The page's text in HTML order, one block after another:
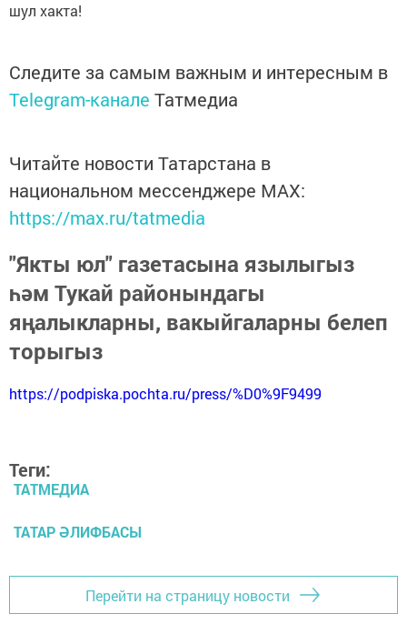
шул хакта!
Следите за самым важным и интересным в
Telegram-канале Татмедиа
Читайте новости Татарстана в
национальном мессенджере MАХ:
https://max.ru/tatmedia
"Якты юл" газетасына язылыгыз
һәм Тукай районындагы
яңалыкларны, вакыйгаларны белеп
торыгыз
https://podpiska.pochta.ru/press/%D0%9F9499
Теги:
ТАТМЕДИА
ТАТАР ӘЛИФБАСЫ
Перейти на страницу новости